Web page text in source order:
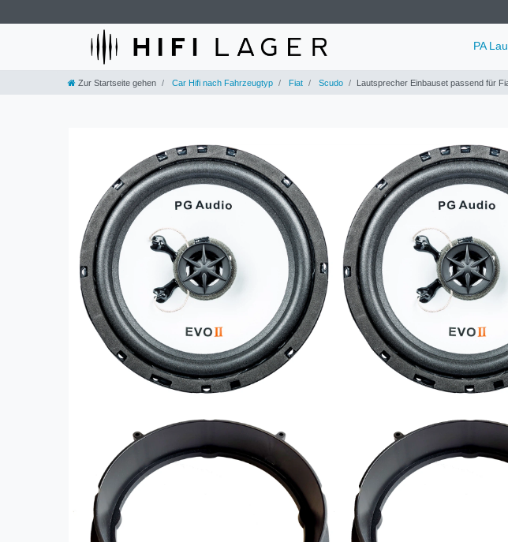
PA
Zur Startseite gehen Car Hifi nach Fahrzeugtyp Fiat Scudo Lautsprecher Einbauset passend für